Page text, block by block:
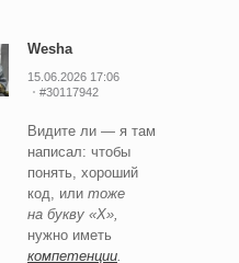
Wesha
15.06.2026 17:06
#30117942
Видите ли — я там
написал: чтобы
понять, хороший
код, или тоже
на букву «Х»,
нужно иметь
компетенции